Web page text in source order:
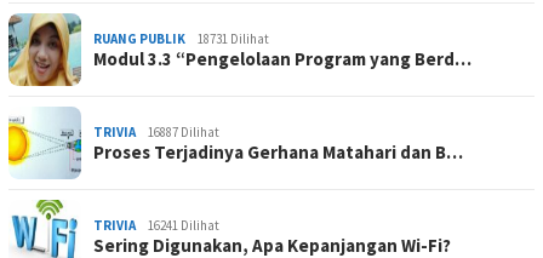
RUANG PUBLIK 18731 Dilihat
Modul 3.3 “Pengelolaan Program yang Berd…
TRIVIA 16887 Dilihat
Proses Terjadinya Gerhana Matahari dan B…
TRIVIA 16241 Dilihat
Sering Digunakan, Apa Kepanjangan Wi-Fi?